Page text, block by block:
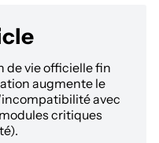
de vie officielle fin
augmente le
avec
critiques